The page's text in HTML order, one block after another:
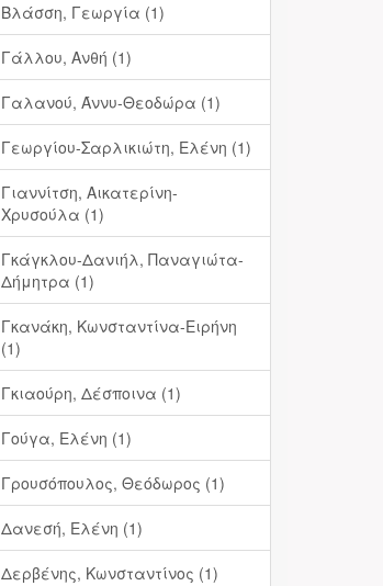
Βλάσση, Γεωργία (1)
Γάλλου, Ανθή (1)
Γαλανού, Άννυ-Θεοδώρα (1)
Γεωργίου-Σαρλικιώτη, Ελένη (1)
Γιαννίτση, Αικατερίνη-
Χρυσούλα (1)
Γκάγκλου-Δανιήλ, Παναγιώτα-
Δήμητρα (1)
Γκανάκη, Κωνσταντίνα-Ειρήνη
(1)
Γκιαούρη, Δέσποινα (1)
Γούγα, Ελένη (1)
Γρουσόπουλος, Θεόδωρος (1)
Δανεσή, Ελένη (1)
Δερβένης, Κωνσταντίνος (1)